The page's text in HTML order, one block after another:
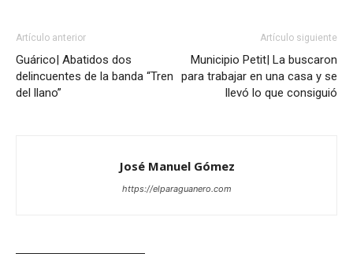
Artículo anterior
Guárico| Abatidos dos
delincuentes de la banda “Tren
del llano”
Artículo siguiente
Municipio Petit| La buscaron
para trabajar en una casa y se
llevó lo que consiguió
José Manuel Gómez
https://elparaguanero.com